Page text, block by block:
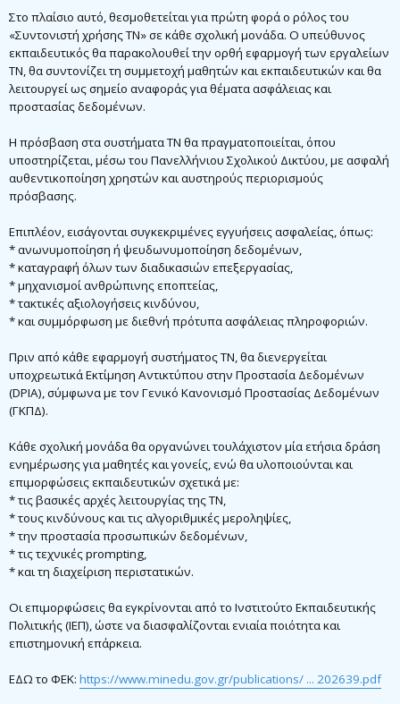
Στο πλαίσιο αυτό, θεσμοθετείται για πρώτη φορά ο ρόλος του
«Συντονιστή χρήσης ΤΝ» σε κάθε σχολική μονάδα. Ο υπεύθυνος
εκπαιδευτικός θα παρακολουθεί την ορθή εφαρμογή των εργαλείων
ΤΝ, θα συντονίζει τη συμμετοχή μαθητών και εκπαιδευτικών και θα
λειτουργεί ως σημείο αναφοράς για θέματα ασφάλειας και
προστασίας δεδομένων.
Η πρόσβαση στα συστήματα ΤΝ θα πραγματοποιείται, όπου
υποστηρίζεται, μέσω του Πανελλήνιου Σχολικού Δικτύου, με ασφαλή
αυθεντικοποίηση χρηστών και αυστηρούς περιορισμούς
πρόσβασης.
Επιπλέον, εισάγονται συγκεκριμένες εγγυήσεις ασφαλείας, όπως:
* ανωνυμοποίηση ή ψευδωνυμοποίηση δεδομένων,
* καταγραφή όλων των διαδικασιών επεξεργασίας,
* μηχανισμοί ανθρώπινης εποπτείας,
* τακτικές αξιολογήσεις κινδύνου,
* και συμμόρφωση με διεθνή πρότυπα ασφάλειας πληροφοριών.
Πριν από κάθε εφαρμογή συστήματος ΤΝ, θα διενεργείται
υποχρεωτικά Εκτίμηση Αντικτύπου στην Προστασία Δεδομένων
(DPIA), σύμφωνα με τον Γενικό Κανονισμό Προστασίας Δεδομένων
(ΓΚΠΔ).
Κάθε σχολική μονάδα θα οργανώνει τουλάχιστον μία ετήσια δράση
ενημέρωσης για μαθητές και γονείς, ενώ θα υλοποιούνται και
επιμορφώσεις εκπαιδευτικών σχετικά με:
* τις βασικές αρχές λειτουργίας της ΤΝ,
* τους κινδύνους και τις αλγοριθμικές μεροληψίες,
* την προστασία προσωπικών δεδομένων,
* τις τεχνικές prompting,
* και τη διαχείριση περιστατικών.
Οι επιμορφώσεις θα εγκρίνονται από το Ινστιτούτο Εκπαιδευτικής
Πολιτικής (ΙΕΠ), ώστε να διασφαλίζονται ενιαία ποιότητα και
επιστημονική επάρκεια.
ΕΔΩ το ΦΕΚ: https://www.minedu.gov.gr/publications/ ... 202639.pdf